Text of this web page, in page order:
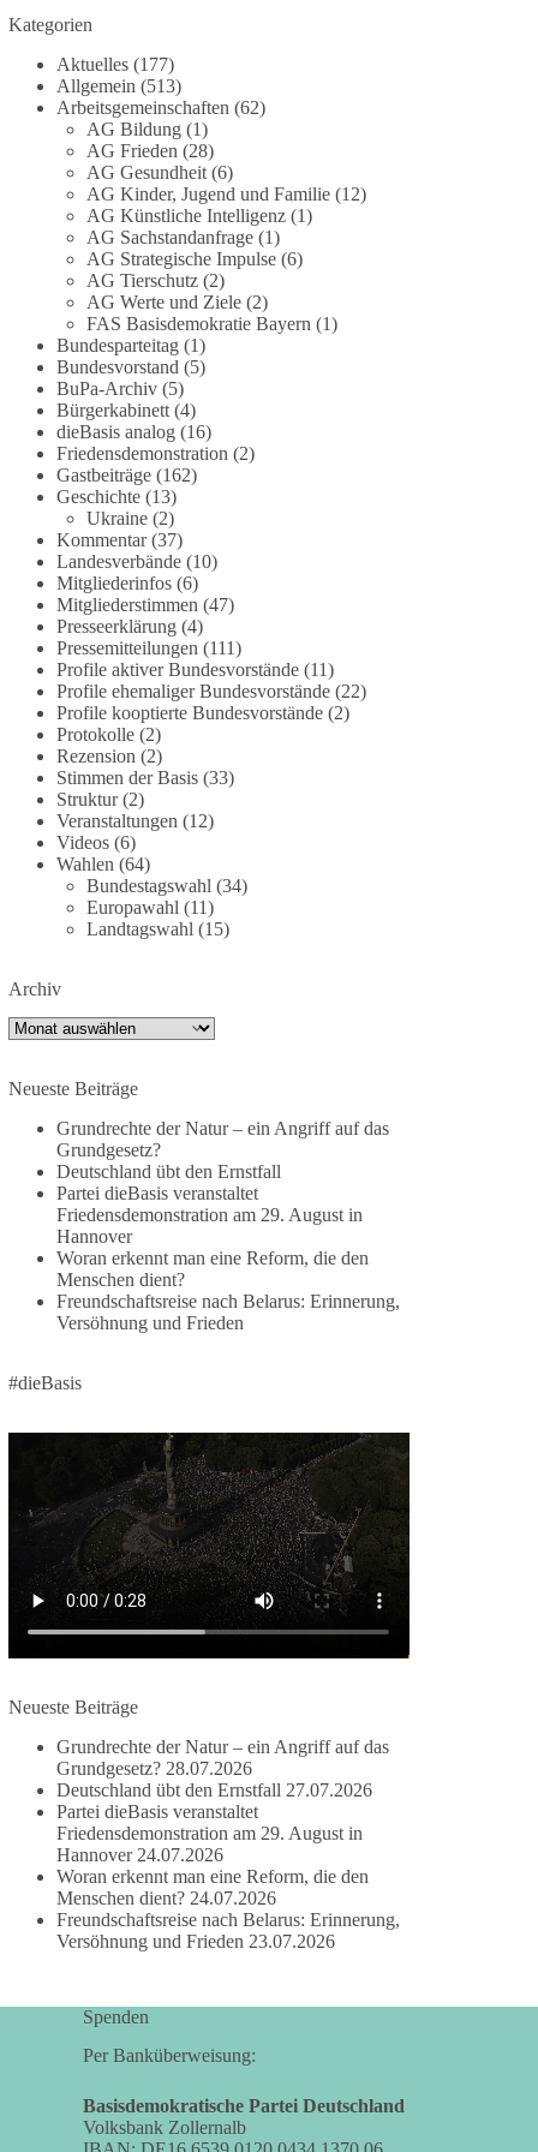
Im Politischen Frühschoppen diskutieren die
Teilnehmer das Verhältnis von Mensch, Natur und
Grundgesetz.
Beitrag der AG Strategische Impulse
Kann die Natur Träger eigener Grundrechte sein?
Oder würde eine solche Entwicklung das
Fundament unseres Grundgesetzes sprengen? Mit
dieser grundsätzlichen Frage beschäftigte sich die
Teilnehmer des Politischen Frühschoppens der
AG Strategische Impulse am 19. Juli 2026.
Referent Frank Bothmann stellte die These auf,
dass die derzeit in Teilen der Umweltbewegung
diskutierten „Grundrechte der Natur“ weit über
klassischen Naturschutz hinausreichen und
grundlegende Fragen zum Menschenbild, zum
Rechtsstaat und zur Demokratie aufwerfen. [...]
👉 Hier weiterlesen:https://diebasis-
partei.de/2026/07/grundrechte-der-natur-ein-
angriff-auf-das-grundgesetz/
🟩🟩🟦🟦🟥🟥🟧🟧
Es ging weniger um fertige Antworten als um eine
Debatte darüber, wie Freiheit, Verantwortung,
Naturschutz und Grundrechte in einer
demokratischen Gesellschaft künftig miteinander
in Einklang gebracht werden können.
#dieBasis #natur #grundrechte
#demokratie
1 Tag zuvor
Jetzt dieBasis Sachsen-Anhalt unterstützen!
Die Landtagswahl 2026 in Sachsen-Anhalt findet
am 6. September statt. Die Inhalte stehen – jetzt
müssen sie gesehen, geteilt und diskutiert werden.
Folge unseren Kanälen:
Facebook:
https://www.facebook.com/groups/diebasissachse
nanhalt/
Instragram:
halt/
https://www.tiktok.com/@diebasis_sachsenanhalt
https://x.com/DieBasisLSA
https://www.youtube.com/dieBasisSachsenAnhalt
🟩🟩🟦🟦🟥🟥🟧🟧
Like, teile und kommentiere unsere Beiträge,
damit noch mehr Menschen mitbekommen, wofür
wir stehen und warum es sich lohnt, dieBasis zu
Mehr Infos:https://diebasis-st.de/wahlprogramm/
#dieBasis #Landtagswahl #SachsenAnhalt
#DeineStimmezählt #jetztunterstützen
58 6 14 Auf Facebook ansehen
DieBasis
2 Tage(n) zuvor
🔎 Über 100-mal keine Antwort.
Anthony Fauci, Immunologe und Berater des
Anhörung des US-Senats auf mehr als 100
Fragen die Aussage verweigert. Die juristische
Kategorien
Aktuelles(177)
Allgemein (513)
Arbeitsgemeinschaften (62)
AG Bildung(1)
AG Frieden (28)
AG Gesundheit(6)
AG Kinder, Jugend und Familie(12)
AG Künstliche Intelligenz(1)
AG Sachstandanfrage(1)
AG Strategische Impulse(6)
AG Tierschutz(2)
AG Werte und Ziele(2)
FAS Basisdemokratie Bayern (1)
Bundesparteitag(1)
Bundesvorstand (5)
BuPa-Archiv(5)
Bürgerkabinett(4)
dieBasis analog(16)
Friedensdemonstration (2)
Gastbeiträge(162)
Geschichte(13)
Ukraine(2)
Kommentar(37)
Landesverbände(10)
Mitgliederinfos(6)
Mitgliederstimmen (47)
Presseerklärung(4)
Pressemitteilungen (111)
Profile aktiver Bundesvorstände(11)
Profile ehemaliger Bundesvorstände(22)
Profile kooptierte Bundesvorstände(2)
Protokolle(2)
Rezension (2)
Stimmen der Basis(33)
Struktur(2)
Veranstaltungen (12)
Videos(6)
Wahlen (64)
Bundestagswahl (34)
Europawahl (11)
Landtagswahl (15)
Archiv
Archiv
Neueste Beiträge
Grundrechte der Natur – ein Angriff auf das
Grundgesetz?
Deutschland übt den Ernstfall
Partei dieBasis veranstaltet
Friedensdemonstration am 29. August in
Hannover
Woran erkennt man eine Reform, die den
Menschen dient?
Freundschaftsreise nach Belarus: Erinnerung,
Versöhnung und Frieden
#dieBasis
Neueste Beiträge
Grundrechte der Natur – ein Angriff auf das
Grundgesetz? 28.07.2026
Deutschland übt den Ernstfall 27.07.2026
Partei dieBasis veranstaltet
Friedensdemonstration am 29. August in
Hannover 24.07.2026
Woran erkennt man eine Reform, die den
Menschen dient? 24.07.2026
Freundschaftsreise nach Belarus: Erinnerung,
Versöhnung und Frieden 23.07.2026
Spenden
Per Banküberweisung:
Basisdemokratische Partei Deutschland
Volksbank Zollernalb